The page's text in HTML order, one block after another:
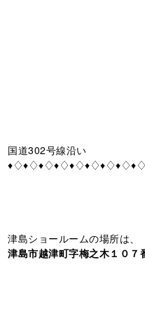
国道302号線沿い
津島ショールームの場所は、
津島市越津町字梅之木１０７